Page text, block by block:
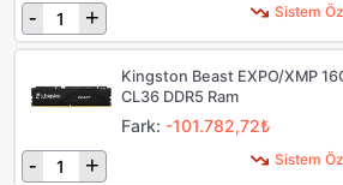
Sistem
- +
Sistem
Kingston Beast EXPO/XMP
CL36 DDR5 Ram
Fark: -101.782,72₺
- +